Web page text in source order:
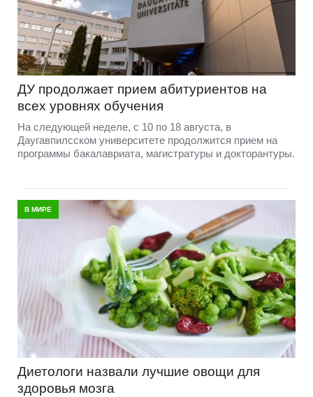
ДУ продолжает прием абитуриентов на
всех уровнях обучения
На следующей неделе, с 10 по 18 августа, в
Даугавпилсском университете продолжится прием на
программы бакалавриата, магистратуры и докторантуры.
В МИРЕ
Диетологи назвали лучшие овощи для
здоровья мозга